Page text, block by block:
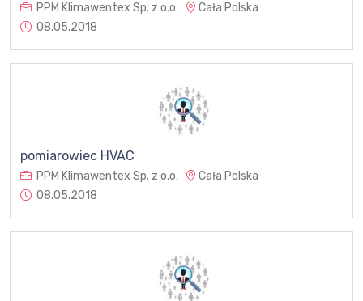
PPM Klimawentex Sp. z o.o.
Cała Polska
08.05.2018
pomiarowiec HVAC
PPM Klimawentex Sp. z o.o.
Cała Polska
08.05.2018